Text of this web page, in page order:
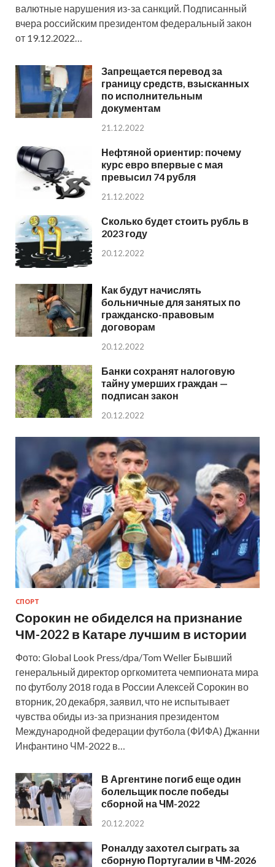
валютные нарушения из-за санкций. Подписанный
вчера российским президентом федеральный закон
от 19.12.2022…
Запрещается перевод за
границу средств, взысканных
по исполнительным
документам
21.12.2022
Нефтяной ориентир: почему
курс евро впервые с мая
превысил 74 рубля
21.12.2022
Сколько будет стоить рубль в
2023 году
20.12.2022
Как будут начислять
больничные для занятых по
гражданско-правовым
договорам
20.12.2022
Банки сохранят налоговую
тайну умерших граждан —
подписан закон
20.12.2022
СПОРТ
Сорокин не обиделся на признание
ЧМ-2022 в Катаре лучшим в истории
Фото: Global Look Press/dpa/Tom Weller Бывший
генеральный директор оргкомитета чемпионата мира
по футболу 2018 года в России Алексей Сорокин во
вторник, 20 декабря, заявил, что не испытывает
чувства обиды из-за признания президентом
Международной федерации футбола (ФИФА) Джанни
Инфантино ЧМ-2022 в…
В Аргентине погиб еще один
болельщик после победы
сборной на ЧМ-2022
20.12.2022
Роналду захотел сыграть за
сборную Португалии в ЧМ-2026